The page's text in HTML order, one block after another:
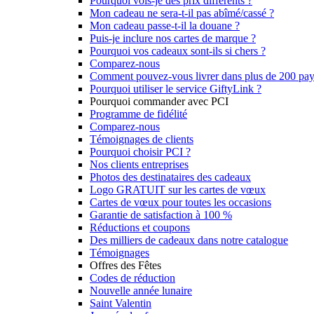
Mon cadeau ne sera-t-il pas abîmé/cassé ?
Mon cadeau passe-t-il la douane ?
Puis-je inclure nos cartes de marque ?
Pourquoi vos cadeaux sont-ils si chers ?
Comparez-nous
Comment pouvez-vous livrer dans plus de 200
Pourquoi utiliser le service GiftyLink ?
Pourquoi commander avec PCI
Programme de fidélité
Comparez-nous
Témoignages de clients
Pourquoi choisir PCI ?
Nos clients entreprises
Photos des destinataires des cadeaux
Logo GRATUIT sur les cartes de vœux
Cartes de vœux pour toutes les occasions
Garantie de satisfaction à 100 %
Réductions et coupons
Des milliers de cadeaux dans notre catalogue
Témoignages
Offres des Fêtes
Codes de réduction
Nouvelle année lunaire
Saint Valentin